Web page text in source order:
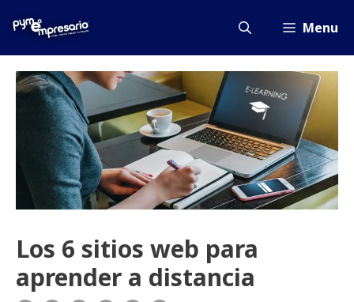
Menu
Los 6 sitios web para
aprender a distancia